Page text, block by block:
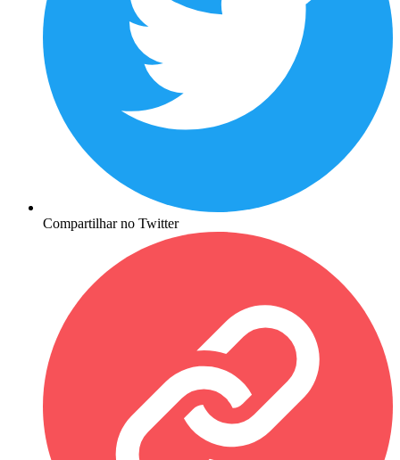
Compartilhar no Twitter